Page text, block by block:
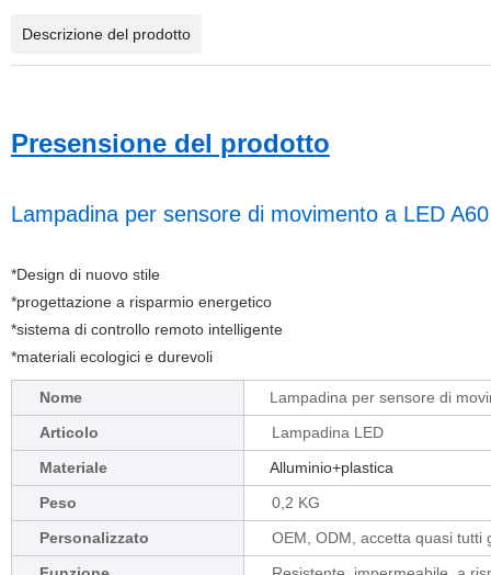
Descrizione del prodotto
Presensione del prodotto
Lampadina per sensore di movimento a LED
*Design di nuovo stile
*progettazione a risparmio energetico
*sistema di controllo remoto intelligente
*materiali ecologici e durevoli
Nome
Lampadina per sensore di
Articolo
Lampadina LED
Materiale
Alluminio+plastica
Peso
0,2 KG
Personalizzato
OEM, ODM, accetta quasi tutti